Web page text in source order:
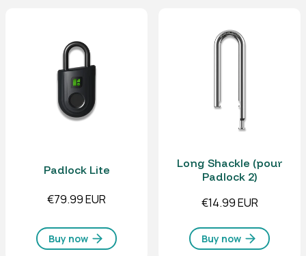
Padlock Lite
€79.99 EUR
Buy now
Long Shackle (pour
Padlock 2)
€14.99 EUR
Buy now